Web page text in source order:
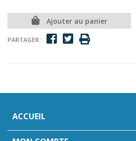
Ajouter au panier
PARTAGER :
ACCUEIL